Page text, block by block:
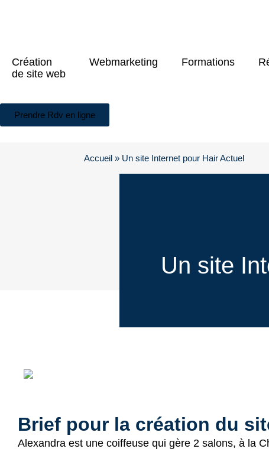
Création
de site web
Webmarketing Formations
Prendre Rdv en ligne
Accueil » Un site Internet pour Hair Actuel
Un site
Brief pour la création du
Alexandra est une coiffeuse qui gère 2 salons, à la